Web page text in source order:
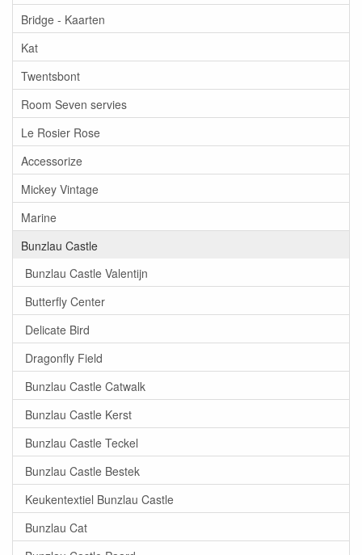
Bridge - Kaarten
Kat
Twentsbont
Room Seven servies
Le Rosier Rose
Accessorize
Mickey Vintage
Marine
Bunzlau Castle
Bunzlau Castle Valentijn
Butterfly Center
Delicate Bird
Dragonfly Field
Bunzlau Castle Catwalk
Bunzlau Castle Kerst
Bunzlau Castle Teckel
Bunzlau Castle Bestek
Keukentextiel Bunzlau Castle
Bunzlau Cat